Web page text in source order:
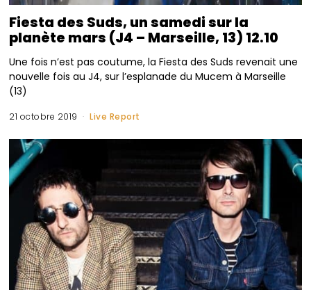
Fiesta des Suds, un samedi sur la
planète mars (J4 – Marseille, 13) 12.10
Une fois n’est pas coutume, la Fiesta des Suds revenait une
nouvelle fois au J4, sur l’esplanade du Mucem à Marseille
(13)
21 octobre 2019 Live Report